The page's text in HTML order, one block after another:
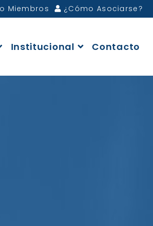
Miembros ¿Cómo Asociarse?
Institucional Contacto